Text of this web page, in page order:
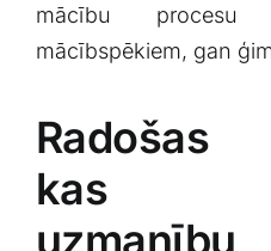
⁤mācību procesu
mācībspēkiem, ‌gan
Radošas⁤
kas
uzmanību